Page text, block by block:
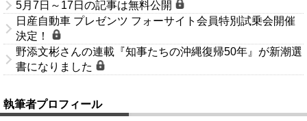
5月7日～17日の記事は無料公開
日産自動車 プレゼンツ フォーサイト会員特別試乗会開催
決定！
野添文彬さんの連載『知事たちの沖縄復帰50年』が新潮選
書になりました
執筆者プロフィール